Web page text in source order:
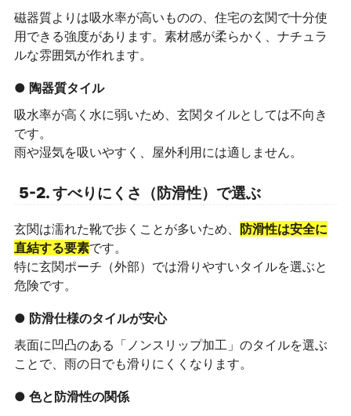
磁器質よりは吸水率が高いものの、住宅の玄関で十分使
用できる強度があります。素材感が柔らかく、ナチュラ
ルな雰囲気が作れます。
● 陶器質タイル
吸水率が高く水に弱いため、玄関タイルとしては不向き
です。
雨や湿気を吸いやすく、屋外利用には適しません。
5-2. すべりにくさ（防滑性）で選ぶ
玄関は濡れた靴で歩くことが多いため、 防滑性は安全に
直結する要素です。
特に玄関ポーチ（外部）では滑りやすいタイルを選ぶと
危険です。
● 防滑仕様のタイルが安心
表面に凹凸のある「ノンスリップ加工」のタイルを選ぶ
ことで、雨の日でも滑りにくくなります。
● 色と防滑性の関係